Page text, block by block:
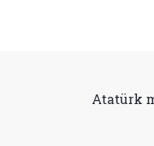
Atatürk